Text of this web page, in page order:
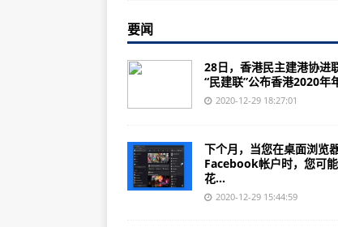
二战爆发之前，德国现代化
洛马财大气粗 今年向全球
美爆炸案嫌犯曾告诉邻居：世
抗美援朝当初看起来毫无胜
台媒：美军MQ-4C无人机贴
在北极地区反制北约 俄北方
要闻
28日，香港民主建港协进
“民建联”公布香港2020年
2020-12-29 18:27:01
下个月，当您在桌面浏览
Facebook帐户时，您可
花...
2020-12-29 15:44:59